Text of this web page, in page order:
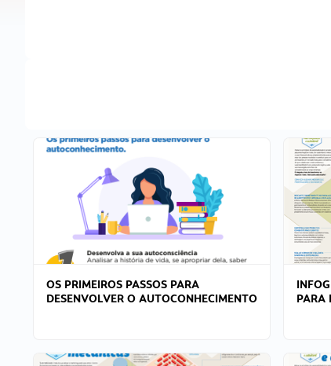
OS PRIMEIROS PASSOS PARA
DESENVOLVER O AUTOCONHECIMENTO
PARA